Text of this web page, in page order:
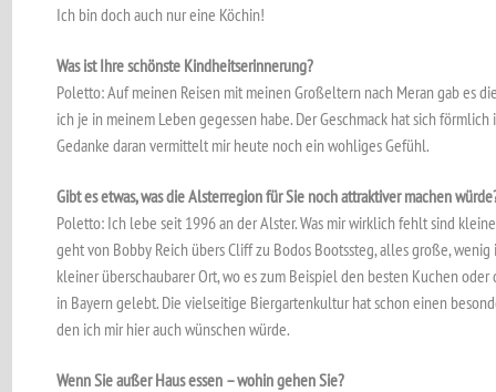
Ich bin doch auch nur eine Köchin!
Was ist Ihre schönste Kindheitserinnerung?
Poletto: Auf meinen Reisen mit meinen Großeltern nach Meran gab es
ich je in meinem Leben gegessen habe. Der Geschmack hat sich
Gedanke daran vermittelt mir heute noch ein wohliges Gefühl.
Gibt es etwas, was die Alsterregion für Sie noch attraktiver machen
Poletto: Ich lebe seit 1996 an der Alster. Was mir wirklich fehlt sind
geht von Bobby Reich übers Cliff zu Bodos Bootssteg, alles große,
kleiner überschaubarer Ort, wo es zum Beispiel den besten Kuchen
in Bayern gelebt. Die vielseitige Biergartenkultur hat schon einen
den ich mir hier auch wünschen würde.
Wenn Sie außer Haus essen – wohin gehen Sie?